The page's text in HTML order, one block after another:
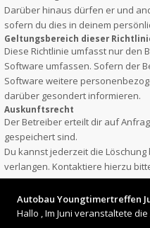
Darüber hinaus dürfen er und
sofern du dies in deinem
Geltungsbereich dieser
Diese Richtlinie umfasst nur den
Software umfassen. Sofern der
Software weitere
darüber gesondert informieren.
Auskunftsrecht
Der Betreiber erteilt dir auf
gespeichert sind.
Du kannst jederzeit die
verlangen. Kontaktiere hierzu
Autobau Youngtimertreffen